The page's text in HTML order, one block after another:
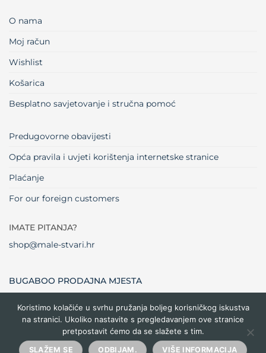
O nama
Moj račun
Wishlist
Košarica
Besplatno savjetovanje i stručna pomoć
Predugovorne obavijesti
Opća pravila i uvjeti korištenja internetske stranice
Plaćanje
For our foreign customers
IMATE PITANJA?
shop@male-stvari.hr
BUGABOO PRODAJNA MJESTA
Visa MasterCardMaestro Dinners
Club
Credit
Card
Cash
Delivery
Copyright 2026 ©Male stvari
Koristimo kolačiće u svrhu pružanja boljeg korisničkog iskustva
na stranici. Ukoliko nastavite s pregledavanjem ove stranice
pretpostavit ćemo da se slažete s tim.
SLAŽEM SE ODBIJAM. VIŠE INFORMACIJA